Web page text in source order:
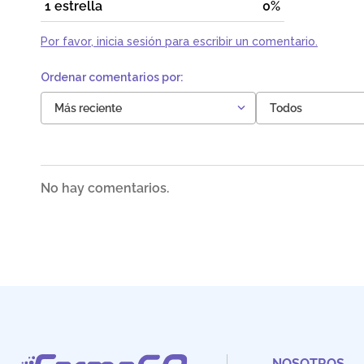
1 estrella
0%
Por favor, inicia sesión para escribir un comentario.
Más reciente Todos
No hay comentarios.